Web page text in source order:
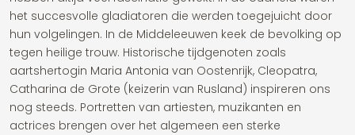
het succesvolle gladiatoren die werden toegejuicht door
hun volgelingen. In de Middeleeuwen keek de bevolking op
tegen heilige trouw. Historische tijdgenoten zoals
aartshertogin Maria Antonia van Oostenrijk, Cleopatra,
Catharina de Grote (keizerin van Rusland) inspireren ons
nog steeds. Portretten van artiesten, muzikanten en
actrices brengen over het algemeen een sterke